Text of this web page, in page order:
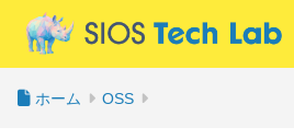
ホーム OSS